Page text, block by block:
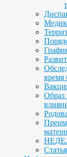
время
Образ